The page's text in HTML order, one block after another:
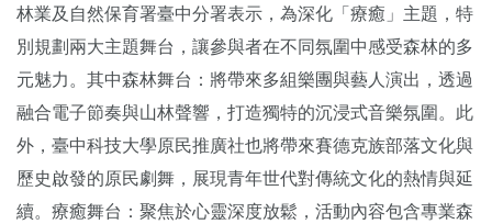
林業及自然保育署臺中分署表示，為深化「療癒」主題，特
別規劃兩大主題舞台，讓參與者在不同氛圍中感受森林的多
元魅力。其中森林舞台：將帶來多組樂團與藝人演出，透過
融合電子節奏與山林聲響，打造獨特的沉浸式音樂氛圍。此
外，臺中科技大學原民推廣社也將帶來賽德克族部落文化與
歷史啟發的原民劇舞，展現青年世代對傳統文化的熱情與延
續。療癒舞台：聚焦於心靈深度放鬆，活動內容包含專業森